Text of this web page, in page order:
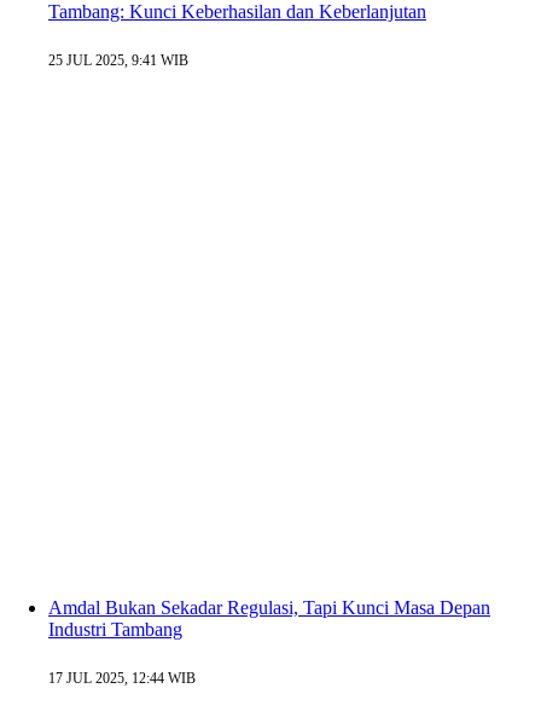
Tambang: Kunci Keberhasilan dan Keberlanjutan
25 JUL 2025, 9:41 WIB
Amdal Bukan Sekadar Regulasi, Tapi Kunci Masa Depan
Industri Tambang
17 JUL 2025, 12:44 WIB